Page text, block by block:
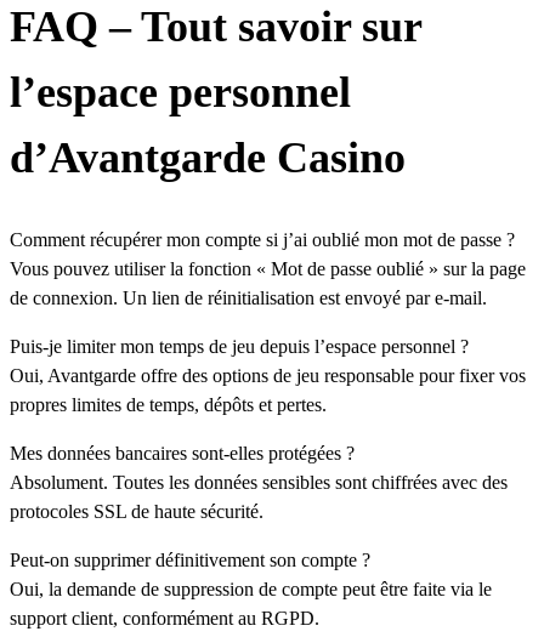
FAQ – Tout savoir sur
l’espace personnel
d’Avantgarde Casino
Comment récupérer mon compte si j’ai oublié mon mot de passe ?
Vous pouvez utiliser la fonction « Mot de passe oublié » sur la page
de connexion. Un lien de réinitialisation est envoyé par e-mail.
Puis-je limiter mon temps de jeu depuis l’espace personnel ?
Oui, Avantgarde offre des options de jeu responsable pour fixer vos
propres limites de temps, dépôts et pertes.
Mes données bancaires sont-elles protégées ?
Absolument. Toutes les données sensibles sont chiffrées avec des
protocoles SSL de haute sécurité.
Peut-on supprimer définitivement son compte ?
Oui, la demande de suppression de compte peut être faite via le
support client, conformément au RGPD.